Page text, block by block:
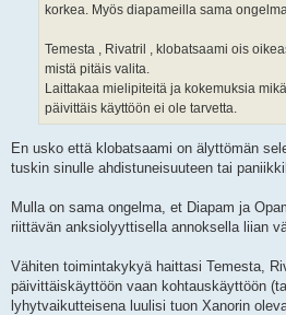
korkea. Myös diapameilla sama
Temesta , Rivatril , klobatsaami ois
mistä pitäis valita.
Laittakaa mielipiteitä ja kokemuksia
päivittäis käyttöön ei ole tarvetta.
En usko että klobatsaami on älyttömän
tuskin sinulle ahdistuneisuuteen tai
Mulla on sama ongelma, et Diapam ja
riittävän anksiolyyttisella annoksella liian
Vähiten toimintakykyä haittasi Temesta,
päivittäiskäyttöön vaan kohtauskäyttöön
lyhytvaikutteisena luulisi tuon Xanorin